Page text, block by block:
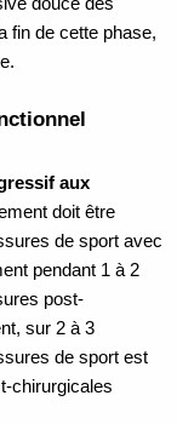
fin de cette phase,
aux
doit être
de sport avec
pendant 1 à 2
post-
sur 2 à 3
de sport est
chirurgicales